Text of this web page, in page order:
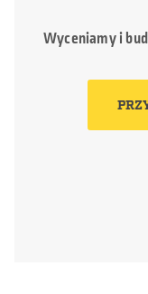
Wyceniamy i